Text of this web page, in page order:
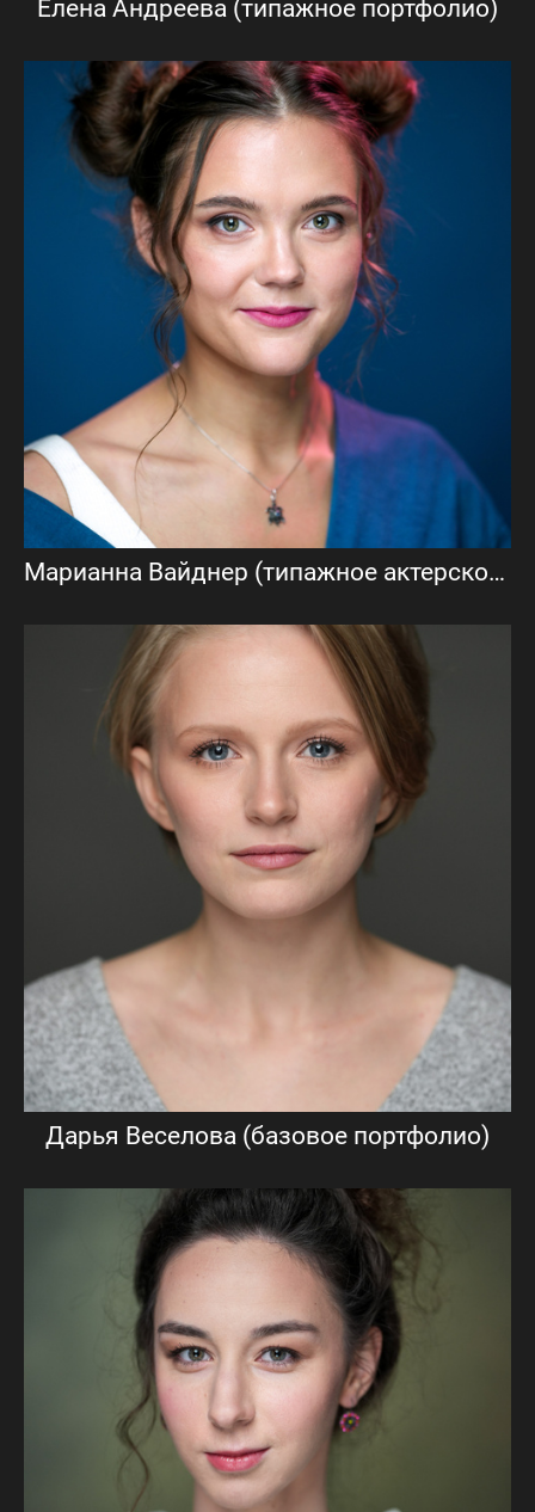
Елена Андреева (типажное портфолио)
Марианна Вайднер (типажное актерское портфолио)
Дарья Веселова (базовое портфолио)